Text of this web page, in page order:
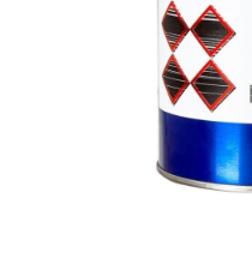
Оформление заказа
Подтверждение заказа